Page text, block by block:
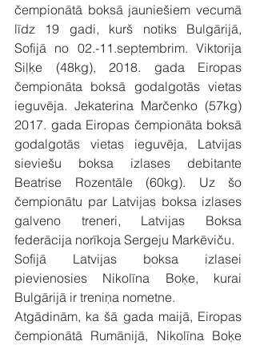
čempionātā boksā jauniešiem vecumā
līdz 19 gadi, kurš notiks Bulgārijā,
Sofijā no 02.-11.septembrim. Viktorija
Siļķe (48kg), 2018. gada Eiropas
čempionāta boksā godalgotās vietas
ieguvēja. Jekaterina Marčenko (57kg)
2017. gada Eiropas čempionāta boksā
godalgotās vietas ieguvēja, Latvijas
sieviešu boksa izlases debitante
Beatrise Rozentāle (60kg). Uz šo
čempionātu par Latvijas boksa izlases
galveno treneri, Latvijas Boksa
federācija norīkoja Sergeju Markēviču.
Sofijā Latvijas boksa izlasei
pievienosies Nikolīna Boķe, kurai
Bulgārijā ir treniņa nometne.
Atgādinām, ka šā gada maijā, Eiropas
čempionātā Rumānijā, Nikolīna Boķe